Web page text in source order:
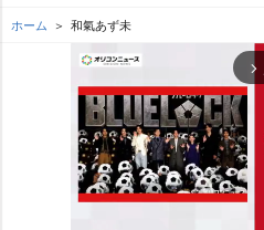
ホーム 和氣あず未
arrow_forward_ios